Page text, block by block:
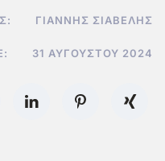
ΓΙΆΝΝΗΣ ΣΙΑΒΕΛΉΣ
31 ΑΥΓΟΎΣΤΟΥ 2024